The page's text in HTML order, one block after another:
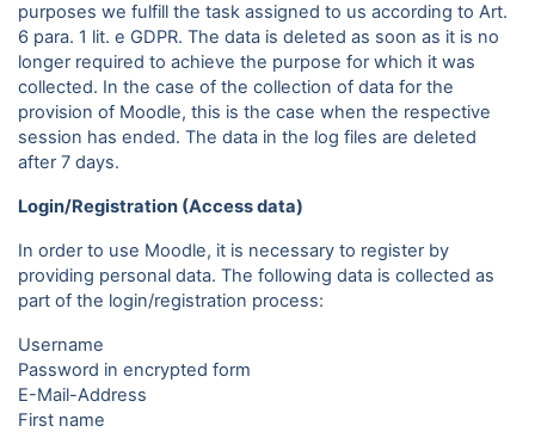
purposes we fulfill the task assigned to us according to Art.
6 para. 1 lit. e GDPR. The data is deleted as soon as it is no
longer required to achieve the purpose for which it was
collected. In the case of the collection of data for the
provision of Moodle, this is the case when the respective
session has ended. The data in the log files are deleted
after 7 days.
Login/Registration (Access data)
In order to use Moodle, it is necessary to register by
providing personal data. The following data is collected as
part of the login/registration process:
Username
Password in encrypted form
E-Mail-Address
First name